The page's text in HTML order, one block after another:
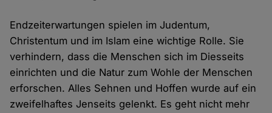
Endzeiterwartungen spielen im Judentum,
Christentum und im Islam eine wichtige Rolle. Sie
verhindern, dass die Menschen sich im Diesseits
einrichten und die Natur zum Wohle der Menschen
erforschen. Alles Sehnen und Hoffen wurde auf ein
zweifelhaftes Jenseits gelenkt. Es geht nicht mehr